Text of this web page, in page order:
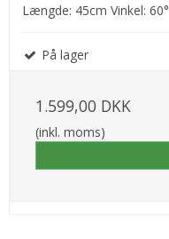
Længde: 45cm Vinkel: 60°
På lager
1.599,00 DKK
(inkl. moms)